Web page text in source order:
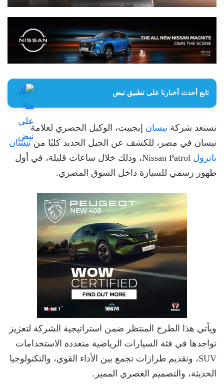
تابع أحدث أخبارنا على تطبيق نبض
تستعد شركة نيسان إيجيبت، الوكيل الحصري لعلامة
نيسان في مصر، للكشف عن الجيل الجديد كليًا مننيسان
باترول
Nissan Patrol، وذلك خلال ساعات قليلة، في أول
ظهور رسمي للسيارة داخل السوق المصري.
ويأتي هذا الطرح المنتظر ضمن استراتيجية الشركة لتعزيز
تواجدها في فئة السيارات الرياضية متعددة الاستخدامات
SUV، وتقديم طرازات تجمع بين الأداء القوي، والتكنولوجيا
الحديثة، والتصميم العصري المميز.